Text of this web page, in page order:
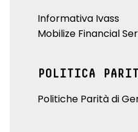
Informativa Ivass
Mobilize Financial
POLITICA
Politiche Parità di